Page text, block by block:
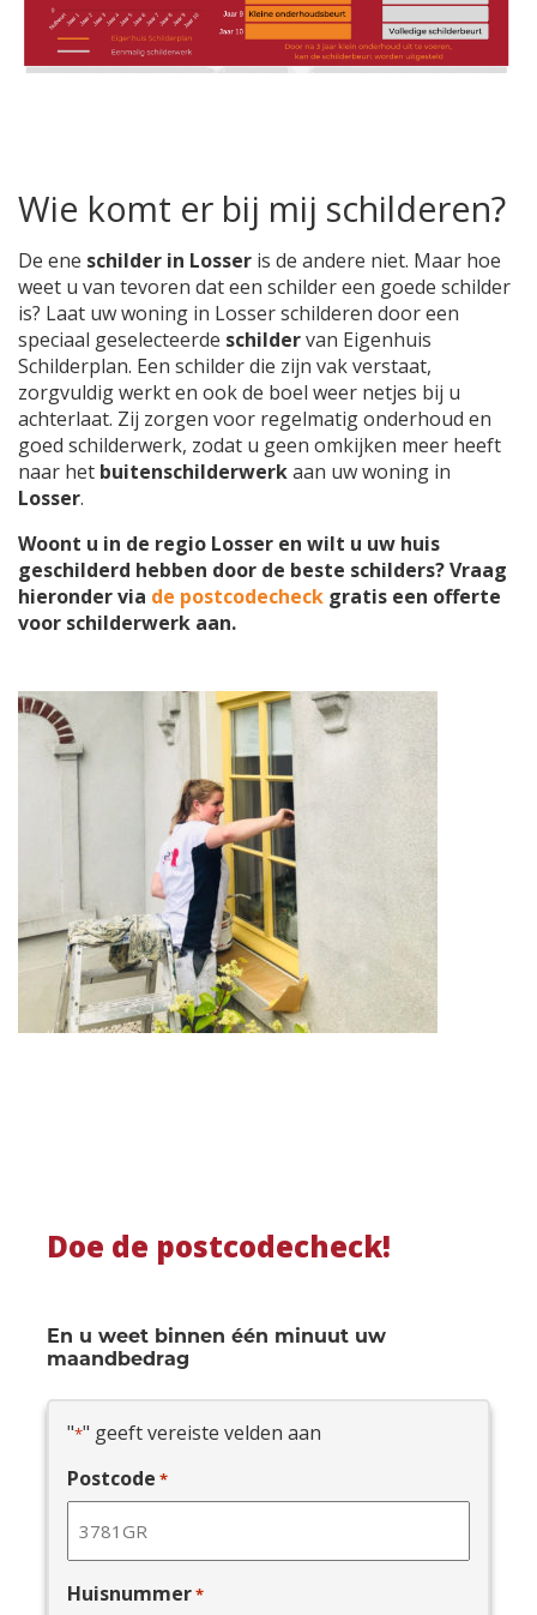
Wie komt er bij mij schilderen?
De ene schilder in Losser is de andere niet. Maar hoe
weet u van tevoren dat een schilder een goede schilder
is? Laat uw woning in Losser schilderen door een
speciaal geselecteerde schildervan Eigenhuis
Schilderplan. Een schilder die zijn vak verstaat,
zorgvuldig werkt en ook de boel weer netjes bij u
achterlaat. Zij zorgen voor regelmatig onderhoud en
goed schilderwerk, zodat u geen omkijken meer heeft
naar het buitenschilderwerkaan uw woning in
Losser.
Woont u in de regio Losser en wilt u uw huis
geschilderd hebben door de beste schilders? Vraag
hieronder via de postcodecheck gratis een offerte
voor schilderwerk aan.
Doe de postcodecheck!
En u weet binnen één minuut uw
maandbedrag
"*" geeft vereiste velden aan
Postcode *
Huisnummer*